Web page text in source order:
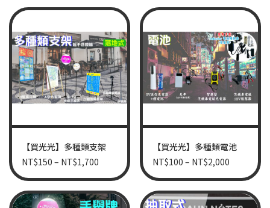
【買光光】多種類支架
NT$150 – NT$1,700
【買光光】多種類電池
NT$100 – NT$2,000